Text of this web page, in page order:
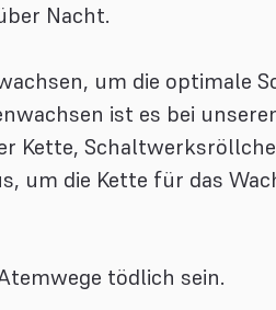
Nacht.
um die optimale
ist es bei
Kette,
um die Kette für das
tödlich sein.